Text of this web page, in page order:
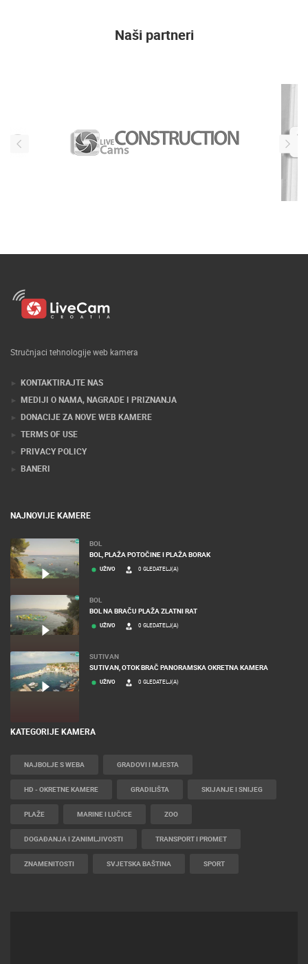
Naši partneri
Stručnjaci tehnologije web kamera
KONTAKTIRAJTE NAS
MEDIJI O NAMA, NAGRADE I PRIZNANJA
DONACIJE ZA NOVE WEB KAMERE
TERMS OF USE
PRIVACY POLICY
BANERI
NAJNOVIJE KAMERE
BOL
BOL, PLAŽA POTOČINE I PLAŽA BORAK
UŽIVO 0 GLEDATELJ(A)
BOL
BOL NA BRAČU PLAŽA ZLATNI RAT
UŽIVO 0 GLEDATELJ(A)
SUTIVAN
SUTIVAN, OTOK BRAČ PANORAMSKA OKRETNA KAMERA
UŽIVO 0 GLEDATELJ(A)
KATEGORIJE KAMERA
NAJBOLJE S WEBA GRADOVI I MJESTA
HD - OKRETNE KAMERE GRADILIŠTA SKIJANJE I SNIJEG
PLAŽE MARINE I LUČICE ZOO
DOGAĐANJA I ZANIMLJIVOSTI TRANSPORT I PROMET
ZNAMENITOSTI SVJETSKA BAŠTINA SPORT